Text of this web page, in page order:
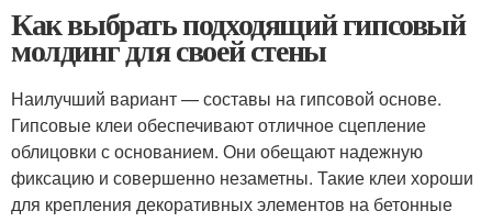
Как выбрать подходящий гипсовый
молдинг для своей стены
Наилучший вариант — составы на гипсовой основе.
Гипсовые клеи обеспечивают отличное сцепление
облицовки с основанием. Они обещают надежную
фиксацию и совершенно незаметны. Такие клеи хороши
для крепления декоративных элементов на бетонные